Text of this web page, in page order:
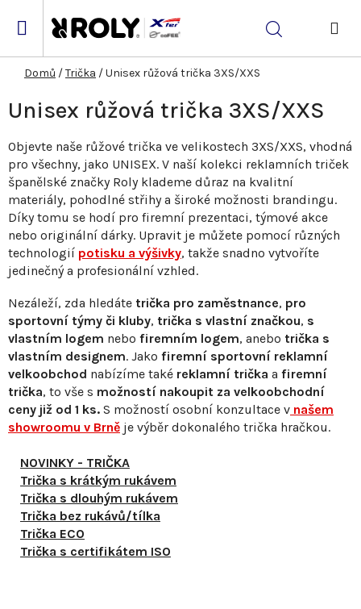
Hledat
Domů /Trička /Unisex růžová trička 3XS/XXS
Unisex růžová trička 3XS/XXS
Objevte naše růžové trička ve velikostech 3XS/XXS, vhodná
pro všechny, jako UNISEX. V naší kolekci reklamních triček
španělské značky Roly klademe důraz na kvalitní
materiály, pohodlné střihy a široké možnosti brandingu.
Díky tomu se hodí pro firemní prezentaci, týmové akce
nebo originální dárky. Upravit je můžete pomocí různých
technologií potisku a výšivky, takže snadno vytvoříte
jedinečný a profesionální vzhled.
Nezáleží, zda hledáte trička pro zaměstnance, pro
sportovní týmy či kluby, trička s vlastní značkou, s
vlastním logem nebo firemním logem, anebo trička s
vlastním designem. Jako firemní sportovní reklamní
velkoobchod nabízíme také reklamní trička a firemní
trička, to vše s možností nakoupit za velkoobchodní
ceny již od 1 ks. S možností osobní konzultace v našem
showroomu v Brně je výběr dokonalého trička hračkou.
NOVINKY - TRIČKA
Trička s krátkým rukávem
Trička s dlouhým rukávem
Trička bez rukávů/tílka
Trička ECO
Trička s certifikátem ISO